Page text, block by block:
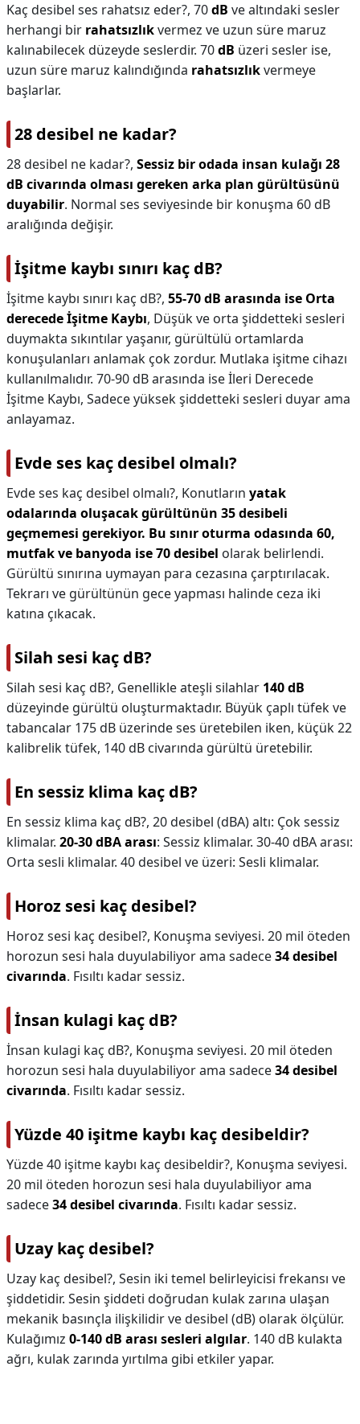
Kaç desibel ses rahatsız eder?, 70dB ve altındaki sesler
herhangi bir rahatsızlıkvermez ve uzun süre maruz
kalınabilecek düzeyde seslerdir. 70dB üzeri sesler ise,
uzun süre maruz kalındığında rahatsızlıkvermeye
başlarlar.
28 desibel ne kadar?
28 desibel ne kadar?, Sessiz bir odada insan kulağı 28
dB civarında olması gereken arka plan gürültüsünü
duyabilir. Normal ses seviyesinde bir konuşma 60 dB
aralığında değişir.
İşitme kaybı sınırı kaç dB?
İşitme kaybı sınırı kaç dB?, 55-70 dB arasında ise Orta
derecede İşitme Kaybı, Düşük ve orta şiddetteki sesleri
duymakta sıkıntılar yaşanır, gürültülü ortamlarda
konuşulanları anlamak çok zordur. Mutlaka işitme cihazı
kullanılmalıdır. 70-90 dB arasında ise İleri Derecede
İşitme Kaybı, Sadece yüksek şiddetteki sesleri duyar ama
anlayamaz.
Evde ses kaç desibel olmalı?
Evde ses kaç desibel olmalı?, Konutların yatak
odalarında oluşacak gürültünün 35 desibeli
geçmemesi gerekiyor. Bu sınır oturma odasında 60,
mutfak ve banyoda ise 70 desibel olarak belirlendi.
Gürültü sınırına uymayan para cezasına çarptırılacak.
Tekrarı ve gürültünün gece yapması halinde ceza iki
katına çıkacak.
Silah sesi kaç dB?
Silah sesi kaç dB?, Genellikle ateşli silahlar 140 dB
düzeyinde gürültü oluşturmaktadır. Büyük çaplı tüfek ve
tabancalar 175 dB üzerinde ses üretebilen iken, küçük 22
kalibrelik tüfek, 140 dB civarında gürültü üretebilir.
En sessiz klima kaç dB?
En sessiz klima kaç dB?, 20 desibel (dBA) altı: Çok sessiz
klimalar. 20-30 dBA arası: Sessiz klimalar. 30-40 dBA arası:
Orta sesli klimalar. 40 desibel ve üzeri: Sesli klimalar.
Horoz sesi kaç desibel?
Horoz sesi kaç desibel?, Konuşma seviyesi. 20 mil öteden
horozun sesi hala duyulabiliyor ama sadece34 desibel
civarında. Fısıltı kadar sessiz.
İnsan kulagi kaç dB?
İnsan kulagi kaç dB?, Konuşma seviyesi. 20 mil öteden
horozun sesi hala duyulabiliyor ama sadece34 desibel
civarında. Fısıltı kadar sessiz.
Yüzde 40 işitme kaybı kaç desibeldir?
Yüzde 40 işitme kaybı kaç desibeldir?, Konuşma seviyesi.
20 mil öteden horozun sesi hala duyulabiliyor ama
sadece34 desibel civarında. Fısıltı kadar sessiz.
Uzay kaç desibel?
Uzay kaç desibel?, Sesin iki temel belirleyicisi frekansı ve
şiddetidir. Sesin şiddeti doğrudan kulak zarına ulaşan
mekanik basınçla ilişkilidir ve desibel (dB) olarak ölçülür.
Kulağımız 0-140 dB arası sesleri algılar. 140 dB kulakta
ağrı, kulak zarında yırtılma gibi etkiler yapar.